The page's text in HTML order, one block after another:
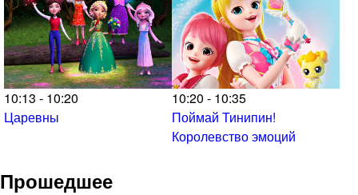
10:13 - 10:20
Царевны
10:20 - 10:35
Поймай Тинипин!
Королевство эмоций
Прошедшее